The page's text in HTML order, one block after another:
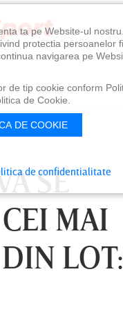
SE
MAI
LOT:
ta pe Website-ul
protectia persoanelor
navigarea pe
de tip cookie conform
de Cookie.
DE COOKIE
de confidentialitate